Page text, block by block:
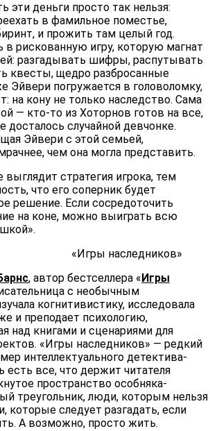
эти деньги просто так нельзя:
в фамильное поместье,
и прожить там целый год.
в рискованную игру, которую магнат
разгадывать шифры, распутывать
квесты, щедро разбросанные
Эйвери погружается в головоломку,
на кону не только наследство. Сама
— кто-то из Хоторнов готов на все,
досталось случайной девчонке.
Эйвери с этой семьей,
чем она могла представить.
стратегия игрока, тем
что его соперник будет
решение. Если сосредоточить
на коне, можно выиграть всю
«Игры наследников»
, автор бестселлера « Игры
с необычным
когнитивистику, исследовала
и преподает психологию,
над книгами и сценариями для
«Игры наследников» — редкий
интеллектуального детектива-
есть все, что держит читателя
пространство особняка-
треугольник, люди, которым нельзя
которые следует разгадать, если
А возможно, просто жить.